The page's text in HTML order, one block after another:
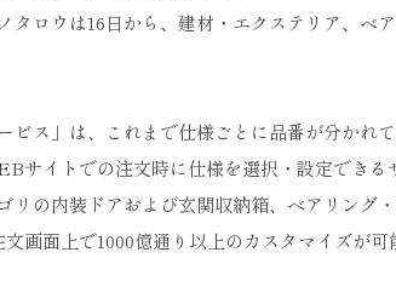
タロウは16日から、建材・エクステリア、ベ
ビス」は、これまで仕様ごとに品番が分かれ
サイトでの注文時に仕様を選択・設定でき
リの内装ドアおよび玄関収納箱、ベアリン
画面上で1000億通り以上のカスタマイズが可